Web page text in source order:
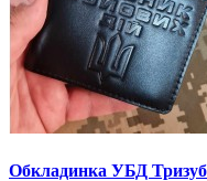
Обкладинка УБД